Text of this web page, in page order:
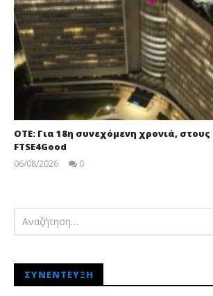
ΟΤΕ: Για 18η συνεχόμενη χρονιά, στους
FTSE4Good
06/08/2026
0
ΣΥΝΈΝΤΕΥΞΗ